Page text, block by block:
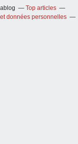
Top articles
données personnelles